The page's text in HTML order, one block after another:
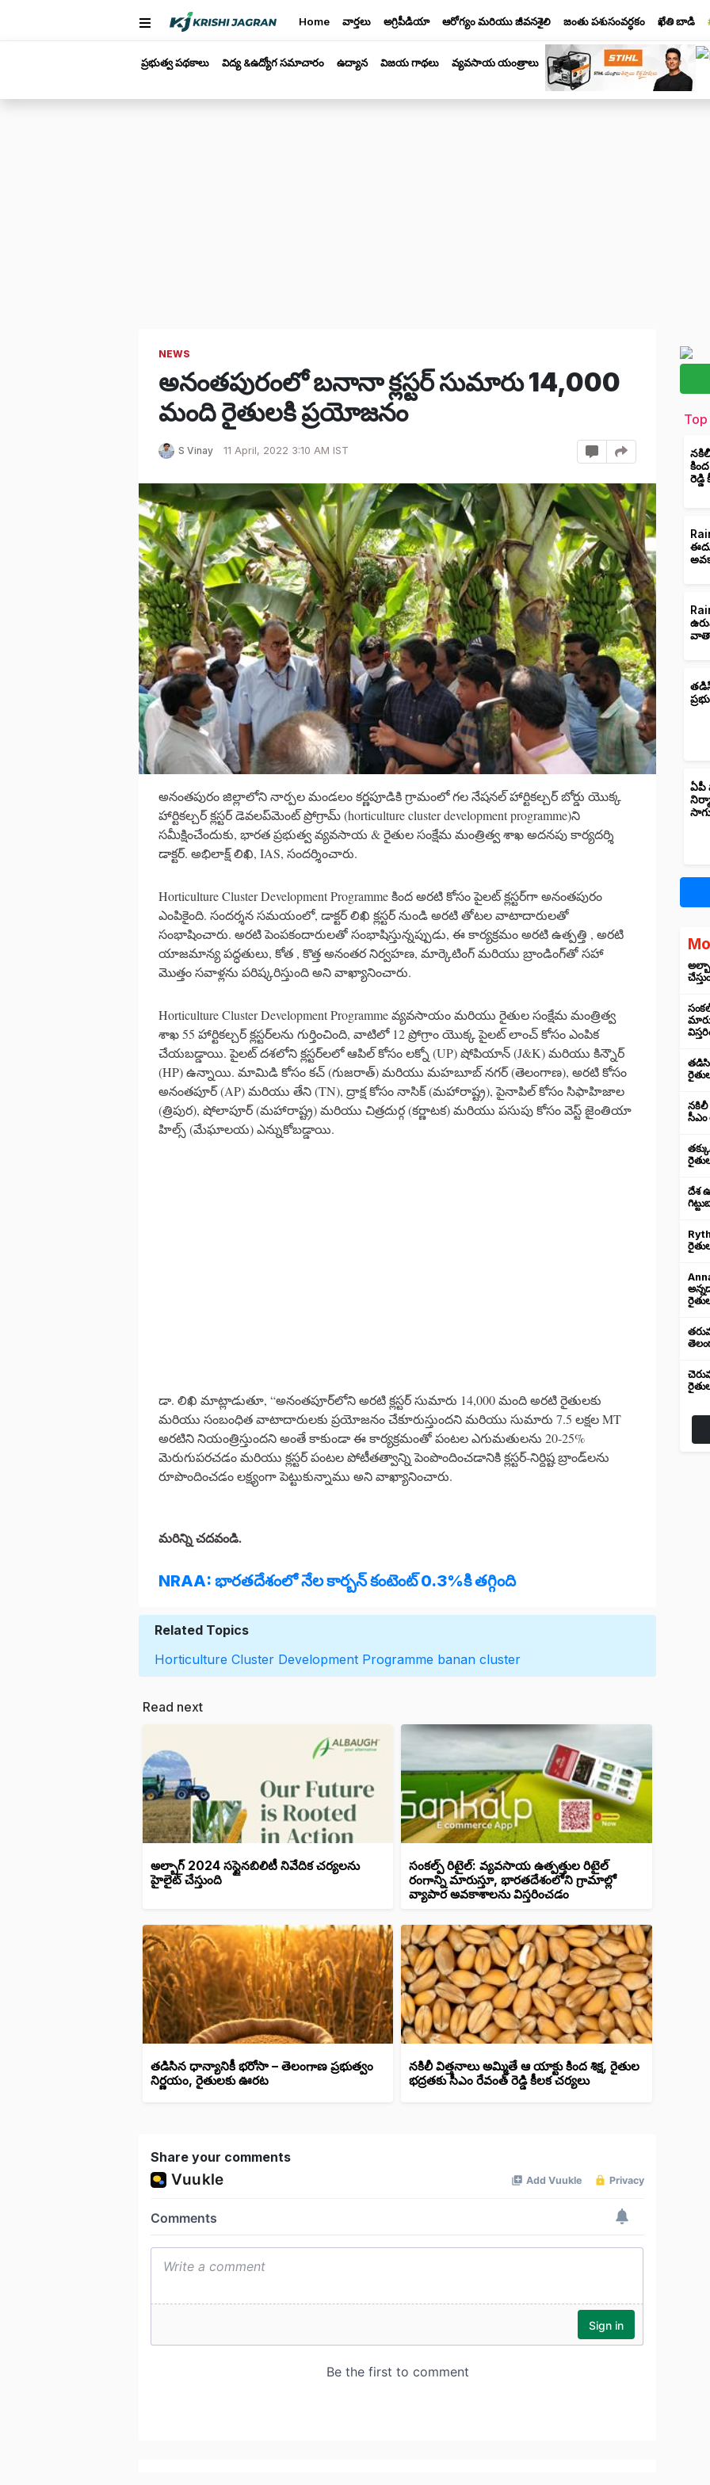
Home వార్తలు అగ్రిపీడియా ఆరోగ్యం మరియు జీవనశైలి జంతు పశుసంవర్ధకం ఖేతి బాడి
ప్రభుత్వ పథకాలు విద్య &ఉద్యోగ సమాచారం ఉద్యాన విజయ గాథలు వ్యవసాయ యంత్రాలు
NEWS
అనంతపురంలో బనానా క్లస్టర్ సుమారు 14,000
మంది రైతులకి ప్రయోజనం
S Vinay 11 April, 2022 3:10 AM IST
అనంతపురం జిల్లాలోని నార్పల మండలం కర్ణపూడికి గ్రామంలో గల నేషనల్ హార్టికల్చర్ బోర్డు యొక్క
హార్టికల్చర్ క్లస్టర్ డెవలప్‌మెంట్ ప్రోగ్రామ్ (horticulture cluster development programme)ని
సమీక్షించేందుకు, భారత ప్రభుత్వ వ్యవసాయ & రైతుల సంక్షేమ మంత్రిత్వ శాఖ అదనపు కార్యదర్శి
డాక్టర్. అభిలాక్ష్ లిఖి, IAS, సందర్శించారు.
Horticulture Cluster Development Programme కింద అరటి కోసం పైలట్ క్లస్టర్‌గా అనంతపురం
ఎంపికైంది. సందర్శన సమయంలో, డాక్టర్ లిఖి క్లస్టర్ నుండి అరటి తోటల వాటాదారులతో
సంభాషించారు. అరటి పెంపకందారులతో సంభాషిస్తున్నప్పుడు, ఈ కార్యక్రమం అరటి ఉత్పత్తి , అరటి
యాజమాన్య పద్ధతులు, కోత , కొత్త అనంతర నిర్వహణ, మార్కెటింగ్ మరియు బ్రాండింగ్‌తో సహా
మొత్తం సవాళ్లను పరిష్కరిస్తుంది అని వాఖ్యానించారు.
Horticulture Cluster Development Programme వ్యవసాయం మరియు రైతుల సంక్షేమ మంత్రిత్వ
శాఖ 55 హార్టికల్చర్ క్లస్టర్‌లను గుర్తించింది, వాటిలో 12 ప్రోగ్రాం యొక్క పైలట్ లాంచ్ కోసం ఎంపిక
చేయబడ్డాయి. పైలట్ దశలోని క్లస్టర్‌లలో ఆపిల్ కోసం లక్నో (UP) షోపియాన్ (J&K) మరియు కిన్నౌర్
(HP) ఉన్నాయి. మామిడి కోసం కచ్ (గుజరాత్) మరియు మహబూబ్ నగర్ (తెలంగాణ), అరటి కోసం
అనంతపూర్ (AP) మరియు తేని (TN), ద్రాక్ష కోసం నాసిక్ (మహారాష్ట్ర), పైనాపిల్ కోసం సిఫాహిజాల
(త్రిపుర), షోలాపూర్ (మహారాష్ట్ర) మరియు చిత్రదుర్గ (కర్ణాటక) మరియు పసుపు కోసం వెస్ట్ జైంతియా
హిల్స్ (మేఘాలయ) ఎన్నుకోబడ్డాయి.
డా. లిఖి మాట్లాడుతూ, “అనంతపూర్‌లోని అరటి క్లస్టర్ సుమారు 14,000 మంది అరటి రైతులకు
మరియు సంబంధిత వాటాదారులకు ప్రయోజనం చేకూరుస్తుందని మరియు సుమారు 7.5 లక్షల MT
అరటిని నియంత్రిస్తుందని అంతే కాకుండా ఈ కార్యక్రమంతో పంటల ఎగుమతులను 20-25%
మెరుగుపరచడం మరియు క్లస్టర్ పంటల పోటీతత్వాన్ని పెంపొందించడానికి క్లస్టర్-నిర్దిష్ట బ్రాండ్‌లను
రూపొందించడం లక్ష్యంగా పెట్టుకున్నాము అని వాఖ్యానించారు.
మరిన్ని చదవండి.
NRAA: భారతదేశంలో నేల కార్బన్ కంటెంట్ 0.3%కి తగ్గింది
Related Topics
Horticulture Cluster Development Programme banan cluster
Read next
అల్బాగ్ 2024 సస్టైనబిలిటీ నివేదిక చర్యలను
హైలైట్ చేస్తుంది
సంకల్ప్ రిటైల్: వ్యవసాయ ఉత్పత్తుల రిటైల్
రంగాన్ని మారుస్తూ, భారతదేశంలోని గ్రామాల్లో
వ్యాపార అవకాశాలను విస్తరించడం
తడిసిన ధాన్యానికీ భరోసా – తెలంగాణ ప్రభుత్వం
నిర్ణయం, రైతులకు ఊరట
నకిలీ విత్తనాలు అమ్మితే ఆ యాక్టు కింద శిక్ష, రైతుల
భద్రతకు సీఎం రేవంత్ రెడ్డి కీలక చర్యలు
Share your comments
రెడ్డి
ఏపీ
నకిలీ
సీఎం
దేశ